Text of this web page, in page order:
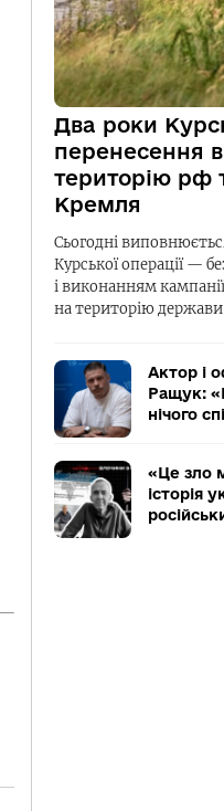
Два роки
перенесення
територію рф
Кремля
Сьогодні
Курської операції —
і виконанням
на територію
Актор і
Ращук:
нічого
«Це зло
історія